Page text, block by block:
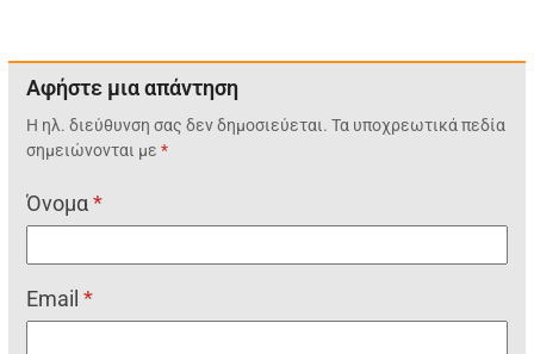
Αφήστε μια απάντηση
Η ηλ. διεύθυνση σας δεν δημοσιεύεται. Τα υποχρεωτικά πεδία
σημειώνονται με*
Όνομα*
Email*